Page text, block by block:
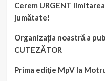
Cerem URGENT
jumătate!
Organizația noastră a
CUTEZĂTOR
Prima ediţie MpV la